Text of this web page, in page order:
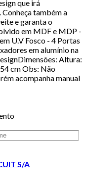
que irá
também a
e garanta o
em MDF e MDP -
U.V Fosco - 4 Portas
em alumínio na
Altura:
cm Obs: Não
acompanha manual
S/A